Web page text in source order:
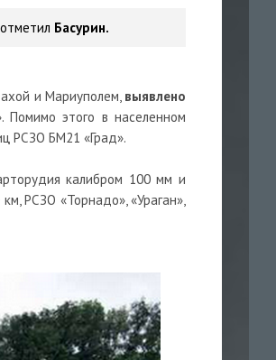
Басурин.
и Мариуполем, выявлено
этого в населенном
РСЗО БМ21 «Град».
калибром 100 мм и
РСЗО «Торнадо», «Ураган»,